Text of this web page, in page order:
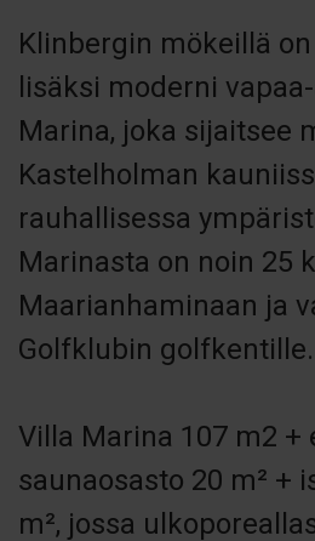
Klinbergin mökeillä
lisäksi moderni
Marina, joka sijaitsee
Kastelholman
rauhallisessa
Marinasta on noin 25
Maarianhaminaan ja
Golfklubin golfkentille.
Villa Marina 107 m2 +
saunaosasto 20 m² +
m², jossa